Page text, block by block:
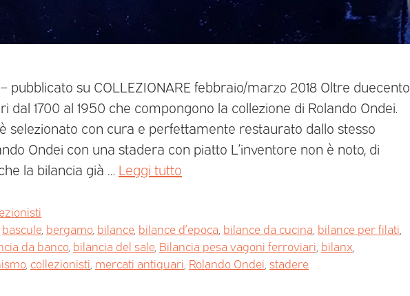
pubblicato su COLLEZIONARE febbraio/marzo 2018 Oltre duecento
dal 1700 al 1950 che compongono la collezione di Rolando Ondei.
selezionato con cura e perfettamente restaurato dallo stesso
Ondei con una stadera con piatto L’inventore non è noto, di
la bilancia già … Leggi tutto
bascule, bergamo, bilance, bilance d’epoca bilance da cucina bilance per filati
da banco, bilancia del sale, Bilancia pesa vagoni ferroviari bilanx
, collezionisti mercati antiquari Rolando Ondei stadere